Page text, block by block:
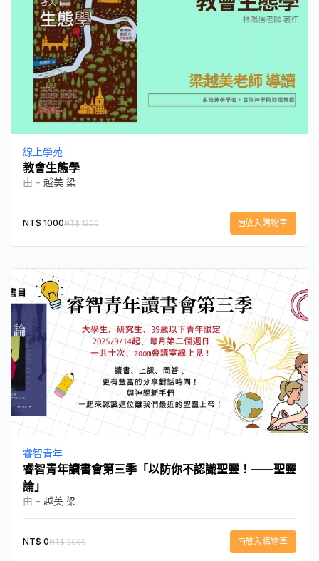
線上學苑
教會生態學
由 - 越美 梁
NT$ 1200
NT$ 1000 放入購物車
睿智青年
睿智青年讀書會第三季「以防你不認識聖靈！——聖靈
論」
由 - 越美 梁
NT$ 2000
NT$ 0 放入購物車